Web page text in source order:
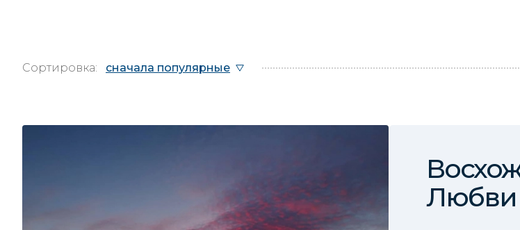
Сортировка: сначала популярные
Любви